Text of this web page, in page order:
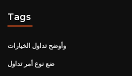
Tags
وأوضح تداول الخيارات
ضع نوع أمر تداول